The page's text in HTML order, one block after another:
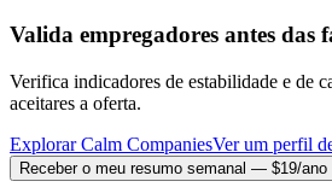
Valida empregadores antes das
Verifica indicadores de estabilidade e de
aceitares a oferta.
Explorar Calm CompaniesVer um perfil
Receber o meu resumo semanal — $19/ano